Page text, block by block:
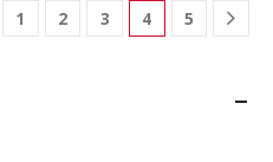
1 2 3 4 5